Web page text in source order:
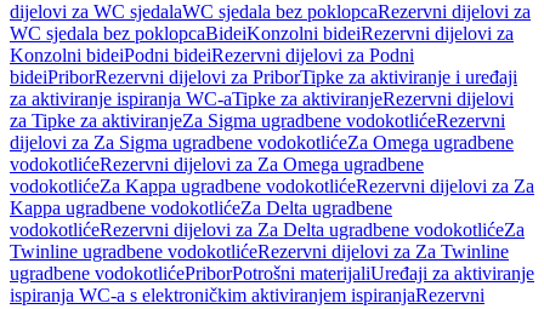
dijelovi za WC sjedalaWC sjedala bez poklopcaRezervni dijelovi za
WC sjedala bez poklopcaBideiKonzolni bideiRezervni dijelovi za
Konzolni bideiPodni bideiRezervni dijelovi za Podni
bideiPriborRezervni dijelovi za PriborTipke za aktiviranje i uređaji
za aktiviranje ispiranja WC-aTipke za aktiviranjeRezervni dijelovi
za Tipke za aktiviranjeZa Sigma ugradbene vodokotlićeRezervni
dijelovi za Za Sigma ugradbene vodokotlićeZa Omega ugradbene
vodokotlićeRezervni dijelovi za Za Omega ugradbene
vodokotlićeZa Kappa ugradbene vodokotlićeRezervni dijelovi za Za
Kappa ugradbene vodokotlićeZa Delta ugradbene
vodokotlićeRezervni dijelovi za Za Delta ugradbene vodokotlićeZa
Twinline ugradbene vodokotlićeRezervni dijelovi za Za Twinline
ugradbene vodokotlićePriborPotrošni materijaliUređaji za aktiviranje
ispiranja WC-a s elektroničkim aktiviranjem ispiranjaRezervni